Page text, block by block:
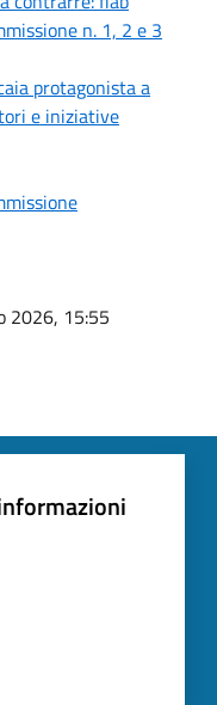
n. 1, 2 e 3
protagonista a
e iniziative
2026, 15:55